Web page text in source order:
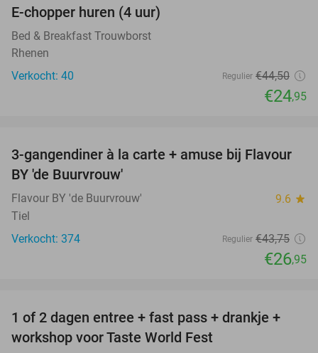
E-chopper huren (4 uur)
Bed & Breakfast Trouwborst
Rhenen
Verkocht: 40
Regulier €44,50
€24,95
38%
3-gangendiner à la carte + amuse bij Flavour
BY 'de Buurvrouw'
Flavour BY 'de Buurvrouw' 9.6 star
Tiel
Verkocht: 374
Regulier €43,75
€26,95
56%
TODAY
1 of 2 dagen entree + fast pass + drankje +
workshop voor Taste World Fest